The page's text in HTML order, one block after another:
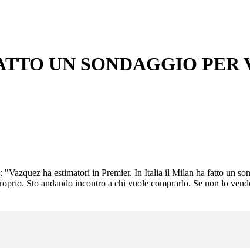
UN SONDAGGIO PER
: "Vazquez ha estimatori in Premier. In Italia il Milan ha fatto un
Sto andando incontro a chi vuole comprarlo. Se non lo